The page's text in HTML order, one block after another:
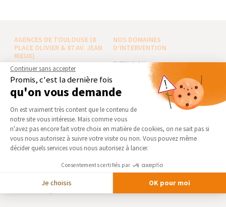
AGENCES DE TOULOUSE (8
PLACE OLIVIER & 87 AV. JEAN
RIEUX)
Qui sommes-nous
Actualités
Notre charte qualité
Partenaires
Trouver une agence
Devenir franchisé
Foire aux Questions
Conditions générales
NOS DOMAINES
D’INTERVENTION
EXTENSION
RÉNOVATION INTÉRIEURE
TRAVAUX EXTÉRIEURS
NOS PARTENAIRES
La Maison des Architectes
Expert Bricolage
Continuer sans accepter
Promis, c'est la dernière fois
qu'on vous demande
Plateforme de Gestion du
On est vraiment très content que le contenu de
notre site vous intéresse. Mais comme vous
n'avez pas encore fait votre choix en matière de cookies, on ne sait pas si
vous nous autorisez à suivre votre visite ou non. Vous pouvez même
décider quels services vous nous autorisez à lancer.
Consentements certifiés par
Je choisis OK pour moi
Axeptio consent